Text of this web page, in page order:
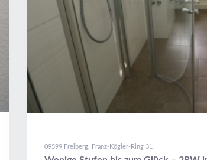
09599 Freiberg, Franz-Kögler-Ring 31